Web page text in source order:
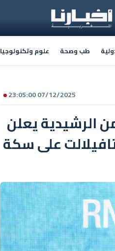
طب وصحة علوم وتكنولوجيا
07/12/2025 23:05:00
من الرشيدية يعلن
على سكة